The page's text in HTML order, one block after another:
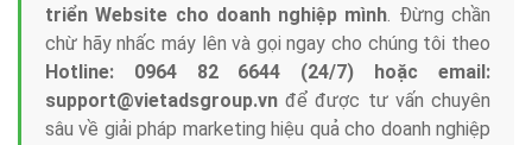
triển Website cho doanh nghiệp mình. Đừng chần
chừ hãy nhấc máy lên và gọi ngay cho chúng tôi theo
Hotline: 0964 82 6644 (24/7) hoặc email:
support@vietadsgroup.vn để được tư vấn chuyên
sâu về giải pháp marketing hiệu quả cho doanh nghiệp